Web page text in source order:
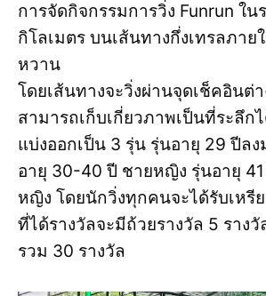
การจัดกิจกรรมการวิ่ง Funrun ใน
กิโลเมตร บนเส้นทางกึ่งเทรลภาย
หวาน
โดยเส้นทางจะวิ่งผ่านจุดเช็คอินต่
สามารถเก็บเกี่ยวภาพเป็นที่ระลึก
แบ่งออกเป็น 3 รุ่น รุ่นอายุ 29 ปีล
อายุ 30-40 ปี ชายหญิง รุ่นอายุ
หญิง โดยนักวิ่งทุกคนจะได้รับเหรี
ที่ได้รางวัลจะมีถ้วยรางวัล 5 ราง
รวม 30 รางวัล